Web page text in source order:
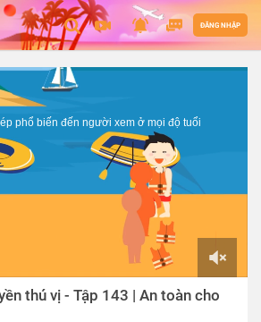
ĐĂNG NHẬP
phổ biến đến người xem ở mọi độ tuổi
thú vị - Tập 143 | An toàn cho